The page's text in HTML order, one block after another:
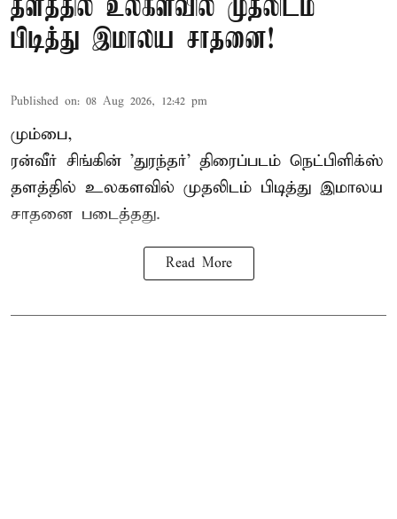
தளத்தில் உலகளவில் முதலிடம்
பிடித்து இமாலய சாதனை!
Published on: 08 Aug 2026, 12:42 pm
மும்பை,
ரன்வீர் சிங்கின் 'துரந்தர்' திரைப்படம் நெட்பிளிக்ஸ்
தளத்தில் உலகளவில் முதலிடம் பிடித்து இமாலய
சாதனை படைத்தது.
Read More